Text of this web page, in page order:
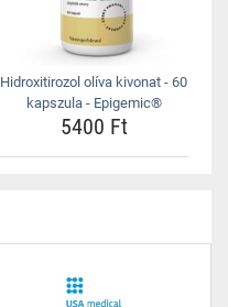
Hidroxitirozol olíva kivonat - 60
kapszula - Epigemic®
5400 Ft